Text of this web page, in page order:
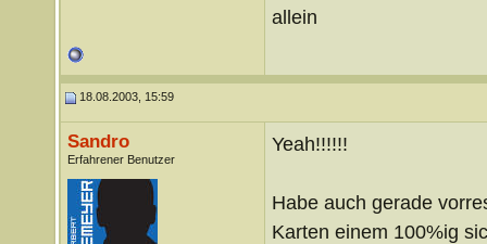
allein
18.08.2003, 15:59
Sandro
Erfahrener Benutzer
Yeah!!!!!!
Habe auch gerade
Karten einem 100%ig